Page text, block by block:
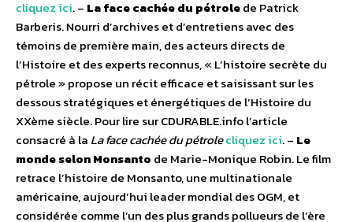
cliquez ici. – La face cachée du pétrolede Patrick
Barberis. Nourri d’archives et d’entretiens avec des
témoins de première main, des acteurs directs de
l’Histoire et des experts reconnus, « L’histoire secrète du
pétrole » propose un récit efficace et saisissant sur les
dessous stratégiques et énergétiques de l’Histoire du
XXème siècle. Pour lire sur CDURABLE.info l’article
consacré à la La face cachée du pétrolecliquez ici. – Le
monde selon Monsanto de Marie-Monique Robin. Le film
retrace l’histoire de Monsanto, une multinationale
américaine, aujourd’hui leader mondial des OGM, et
considérée comme l’un des plus grands pollueurs de l’ère